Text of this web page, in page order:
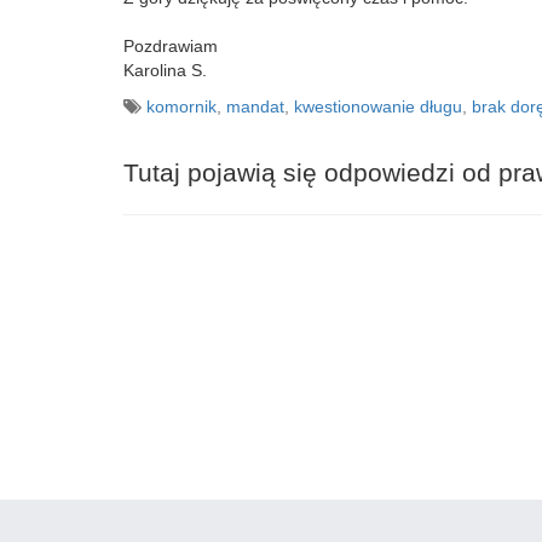
Pozdrawiam
Karolina S.
komornik mandat kwestionowanie długu brak
Tutaj pojawią się odpowiedzi od